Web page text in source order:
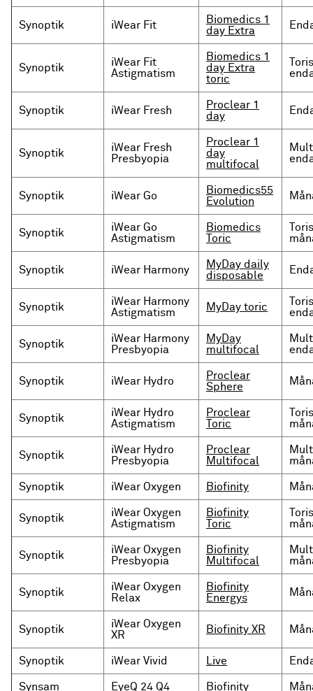
Synoptik iWear Fit
Biomedics 1
day Extra
Synoptik
iWear Fit
Astigmatism
Biomedics 1
day Extra
toric
Synoptik iWear Fresh
Proclear 1
day
Synoptik
iWear Fresh
Presbyopia
Proclear 1
day
multifocal
Synoptik iWear Go
Biomedics55
Evolution
Synoptik
iWear Go
Astigmatism
Biomedics
Toric
Synoptik iWear Harmony
MyDay daily
disposable
Synoptik
iWear Harmony
Astigmatism
MyDay toric
Synoptik
iWear Harmony
Presbyopia
MyDay
multifocal
Synoptik iWear Hydro
Proclear
Sphere
Synoptik
iWear Hydro
Astigmatism
Proclear
Toric
Synoptik
iWear Hydro
Presbyopia
Proclear
Multifocal
Synoptik iWear Oxygen Biofinity
Synoptik
iWear Oxygen
Astigmatism
Biofinity
Toric
Synoptik
iWear Oxygen
Presbyopia
Biofinity
Multifocal
Synoptik
iWear Oxygen
Relax
Biofinity
Energys
Synoptik
iWear Oxygen
XR
Biofinity XR
Synoptik iWear Vivid Live
Synsam EyeQ 24 Q4 Biofinity